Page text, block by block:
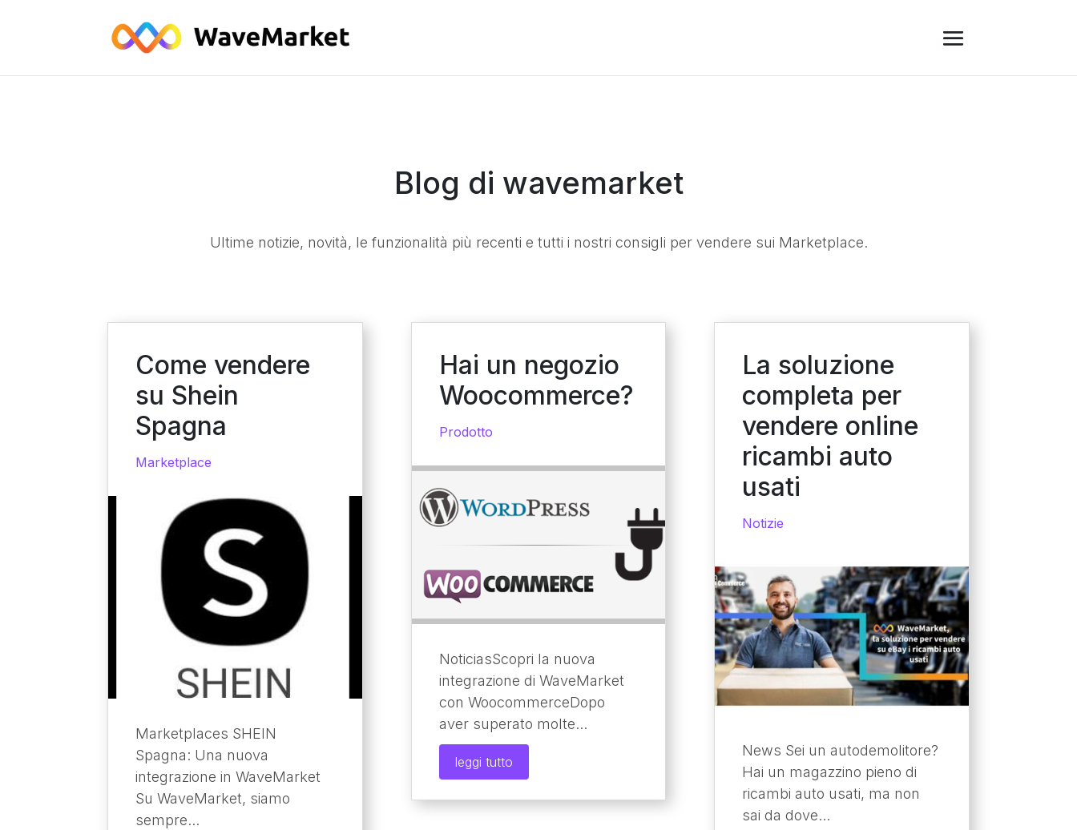
Blog di wavemarket
Ultime notizie, novità, le funzionalità più recenti e tutti i nostri consigli per vendere sui Marketplace.
Come vendere
su Shein
Spagna
Marketplace
Marketplaces SHEIN
Spagna: Una nuova
integrazione in WaveMarket
Su WaveMarket, siamo
sempre...
Hai un negozio
Woocommerce?
Prodotto
NoticiasScopri la nuova
integrazione di WaveMarket
con WoocommerceDopo
aver superato molte...
leggi tutto
La soluzione
completa per
vendere online
ricambi auto
usati
Notizie
News Sei un autodemolitore?
Hai un magazzino pieno di
ricambi auto usati, ma non
sai da dove...